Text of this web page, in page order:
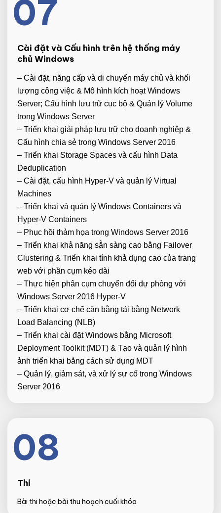
07
Cài đặt và Cấu hình trên hệ thống máy
chủ Windows
– Cài đặt, năng cấp và di chuyển máy chủ và khối
lượng công việc & Mô hình kích hoạt Windows
Server; Cấu hình lưu trữ cục bộ & Quản lý Volume
trong Windows Server
– Triển khai giải pháp lưu trữ cho doanh nghiệp &
Cấu hình chia sẻ trong Windows Server 2016
– Triển khai Storage Spaces và cấu hình Data
Deduplication
– Cài đặt, cấu hình Hyper-V và quản lý Virtual
Machines
– Triển khai và quản lý Windows Containers và
Hyper-V Containers
– Phục hồi thảm họa trong Windows Server 2016
– Triển khai khả năng sẵn sàng cao bằng Failover
Clustering & Triển khai tính khả dụng cao của trang
web với phần cụm kéo dài
– Thực hiện phân cụm chuyển đổi dự phòng với
Windows Server 2016 Hyper-V
– Triển khai cơ chế cân bằng tải bằng Network
Load Balancing (NLB)
– Triển khai cài đặt Windows bằng Microsoft
Deployment Toolkit (MDT) & Tạo và quản lý hình
ảnh triển khai bằng cách sử dụng MDT
– Quản lý, giảm sát, và xử lý sự cố trong Windows
Server 2016
08
Thi
Bài thi hoặc bài thu hoạch cuối khóa